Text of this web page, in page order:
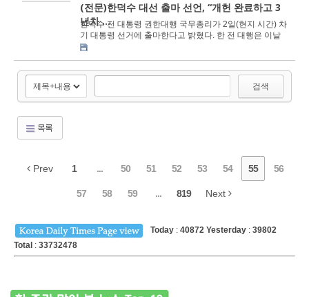
(전문)한덕수 대선 출마 선언, “개헌 완료하고 3
년차 ...
한덕수 전 대통령 권한대행 국무총리가 2일(현지 시간) 차
기 대통령 선거에 출마한다고 밝혔다. 한 전 대행은 이날
오전 10시 서울 여의도 국회에서 '국민께 ...
검색
목록
Prev 1 ... 50 51 52 53 54 55 56
57 58 59 ... 819 Next
Today : 40872 Yesterday : 39802
Total : 33732478